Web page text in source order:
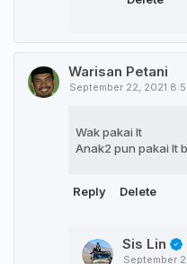
Warisan Petani
September 22, 2021
Wak pakai lt
Anak2 pun pakai lt
Reply Delete
Sis Lin
September